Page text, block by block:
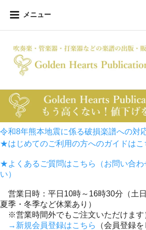
メニュー
令和8年熊本地震に係る破損楽譜への対
★はじめてのご利用の方へのガイドはこ
★よくあるご質問はこちら（お問い合わ
い）
営業日時：平日10時～16時30分（土
夏季・冬季など休業あり）
※営業時間外でもご注文いただけます
→新規会員登録はこちら
（会員登録